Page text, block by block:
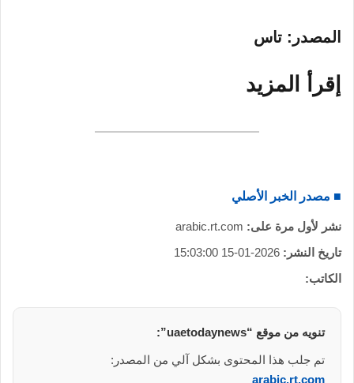
المصدر: تاس
إقرأ المزيد
■ مصدر الخبر الأصلي
نشر لأول مرة على: arabic.rt.com
تاريخ النشر: 2026-01-15 15:03:00
الكاتب:
تنويه من موقع “uaetodaynews”:
تم جلب هذا المحتوى بشكل آلي من المصدر:
arabic.rt.com